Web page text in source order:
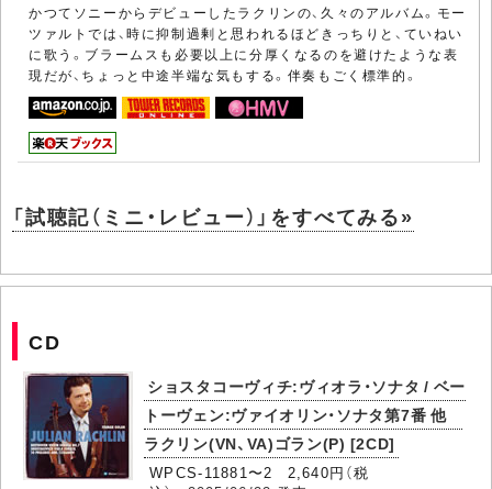
かつてソニーからデビューしたラクリンの、久々のアルバム。モー
ツァルトでは、時に抑制過剰と思われるほどきっちりと、ていねい
に歌う。ブラームスも必要以上に分厚くなるのを避けたような表
現だが、ちょっと中途半端な気もする。伴奏もごく標準的。
「試聴記（ミニ・レビュー）」をすべてみる»
CD
ショスタコーヴィチ:ヴィオラ・ソナタ / ベー
トーヴェン:ヴァイオリン・ソナタ第7番 他
ラクリン(VN、VA)ゴラン(P) [2CD]
WPCS-11881〜2 2,640円（税